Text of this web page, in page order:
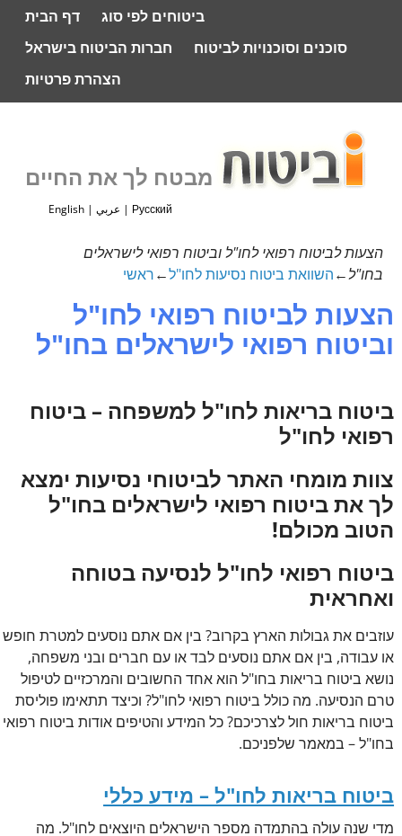
דף הבית
ביטוחים לפי סוג
חברות הביטוח בישראל
סוכנים וסוכנויות לביטוח
הצהרת פרטיות
מבטח לך את החיים
Русский
| عربي |
English
הצעות לביטוח רפואי לחו"ל וביטוח רפואי לישראלים
בחו"ל←השוואת ביטוח נסיעות לחו"ל←ראשי
הצעות לביטוח רפואי לחו"ל
וביטוח רפואי לישראלים בחו"ל
ביטוח בריאות לחו"ל למשפחה – ביטוח
רפואי לחו"ל
צוות מומחי האתר לביטוחי נסיעות ימצא
לך את ביטוח רפואי לישראלים בחו"ל
הטוב מכולם!
ביטוח רפואי לחו"ל לנסיעה בטוחה
ואחראית
עוזבים את גבולות הארץ בקרוב? בין אם אתם נוסעים למטרת חופש
או עבודה, בין אם אתם נוסעים לבד או עם חברים ובני משפחה,
נושא ביטוח בריאות בחו"ל הוא אחד החשובים והמרכזיים לטיפול
טרם הנסיעה. מה כולל ביטוח רפואי לחו"ל? וכיצד תתאימו פוליסת
ביטוח בריאות חול לצרכיכם? כל המידע והטיפים אודות ביטוח רפואי
בחו"ל – במאמר שלפניכם.
ביטוח בריאות לחו"ל – מידע כללי
מדי שנה עולה בהתמדה מספר הישראלים היוצאים לחו"ל. מה